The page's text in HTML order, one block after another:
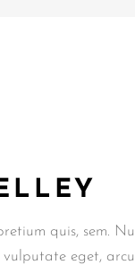
quis, sem.
eget,